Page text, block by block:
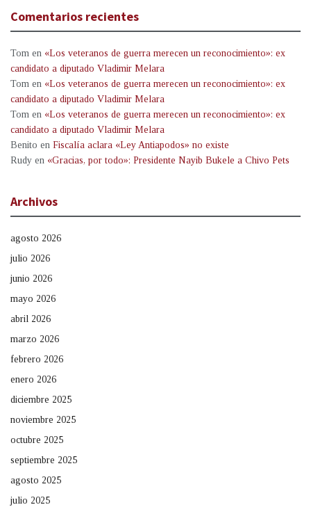
Comentarios recientes
Tom en «Los veteranos de guerra merecen un reconocimiento»: ex
candidato a diputado Vladimir Melara
Tom en «Los veteranos de guerra merecen un reconocimiento»: ex
candidato a diputado Vladimir Melara
Tom en «Los veteranos de guerra merecen un reconocimiento»: ex
candidato a diputado Vladimir Melara
Benito en Fiscalía aclara «Ley Antiapodos» no existe
Rudy en «Gracias, por todo»: Presidente Nayib Bukele a Chivo Pets
Archivos
agosto 2026
julio 2026
junio 2026
mayo 2026
abril 2026
marzo 2026
febrero 2026
enero 2026
diciembre 2025
noviembre 2025
octubre 2025
septiembre 2025
agosto 2025
julio 2025